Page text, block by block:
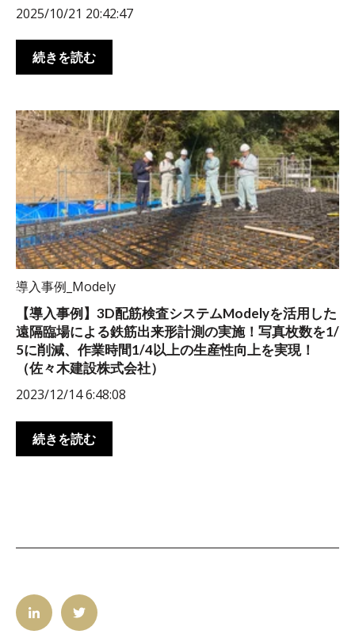
2025/10/21 20:42:47
続きを読む
導入事例_Modely
【導入事例】3D配筋検査システムModelyを活用した
遠隔臨場による鉄筋出来形計測の実施！写真枚数を1/
5に削減、作業時間1/4以上の生産性向上を実現！
（佐々木建設株式会社）
2023/12/14 6:48:08
続きを読む